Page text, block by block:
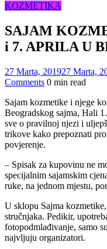
KOZMETIKA
SAJAM
i 7. APRILA U
27 Marta, 201927 Marta,
Comments 0 min read
Sajam kozmetike i njege
Beogradskog sajma, Hali
sve o pravilnoj njezi i
trikove kako prepoznati
povjerenje.
– Spisak za kupovinu ne
specijalnim sajamskim
ruke, na jednom mjestu,
U sklopu Sajma
stručnjaka. Pedikir,
fotopodmlađivanje, samo
najvljuju organizatori.